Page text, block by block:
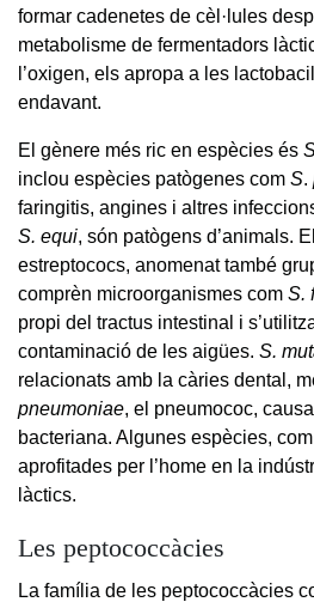
formar cadenetes de cèl·lules
metabolisme de fermentadors
l’oxigen, els apropa a les
endavant.
El gènere més ric en espècies és
inclou espècies patògenes com S.
faringitis, angines i altres
S. equi, són patògens d’animals.
estreptococs, anomenat també
comprèn microorganismes com S.
propi del tractus intestinal i
contaminació de les aigües. S.
relacionats amb la càries dental,
pneumoniae, el pneumococ,
bacteriana. Algunes espècies, com
aprofitades per l’home en la
làctics.
Les peptococcàcies
La família de les peptococcàcies